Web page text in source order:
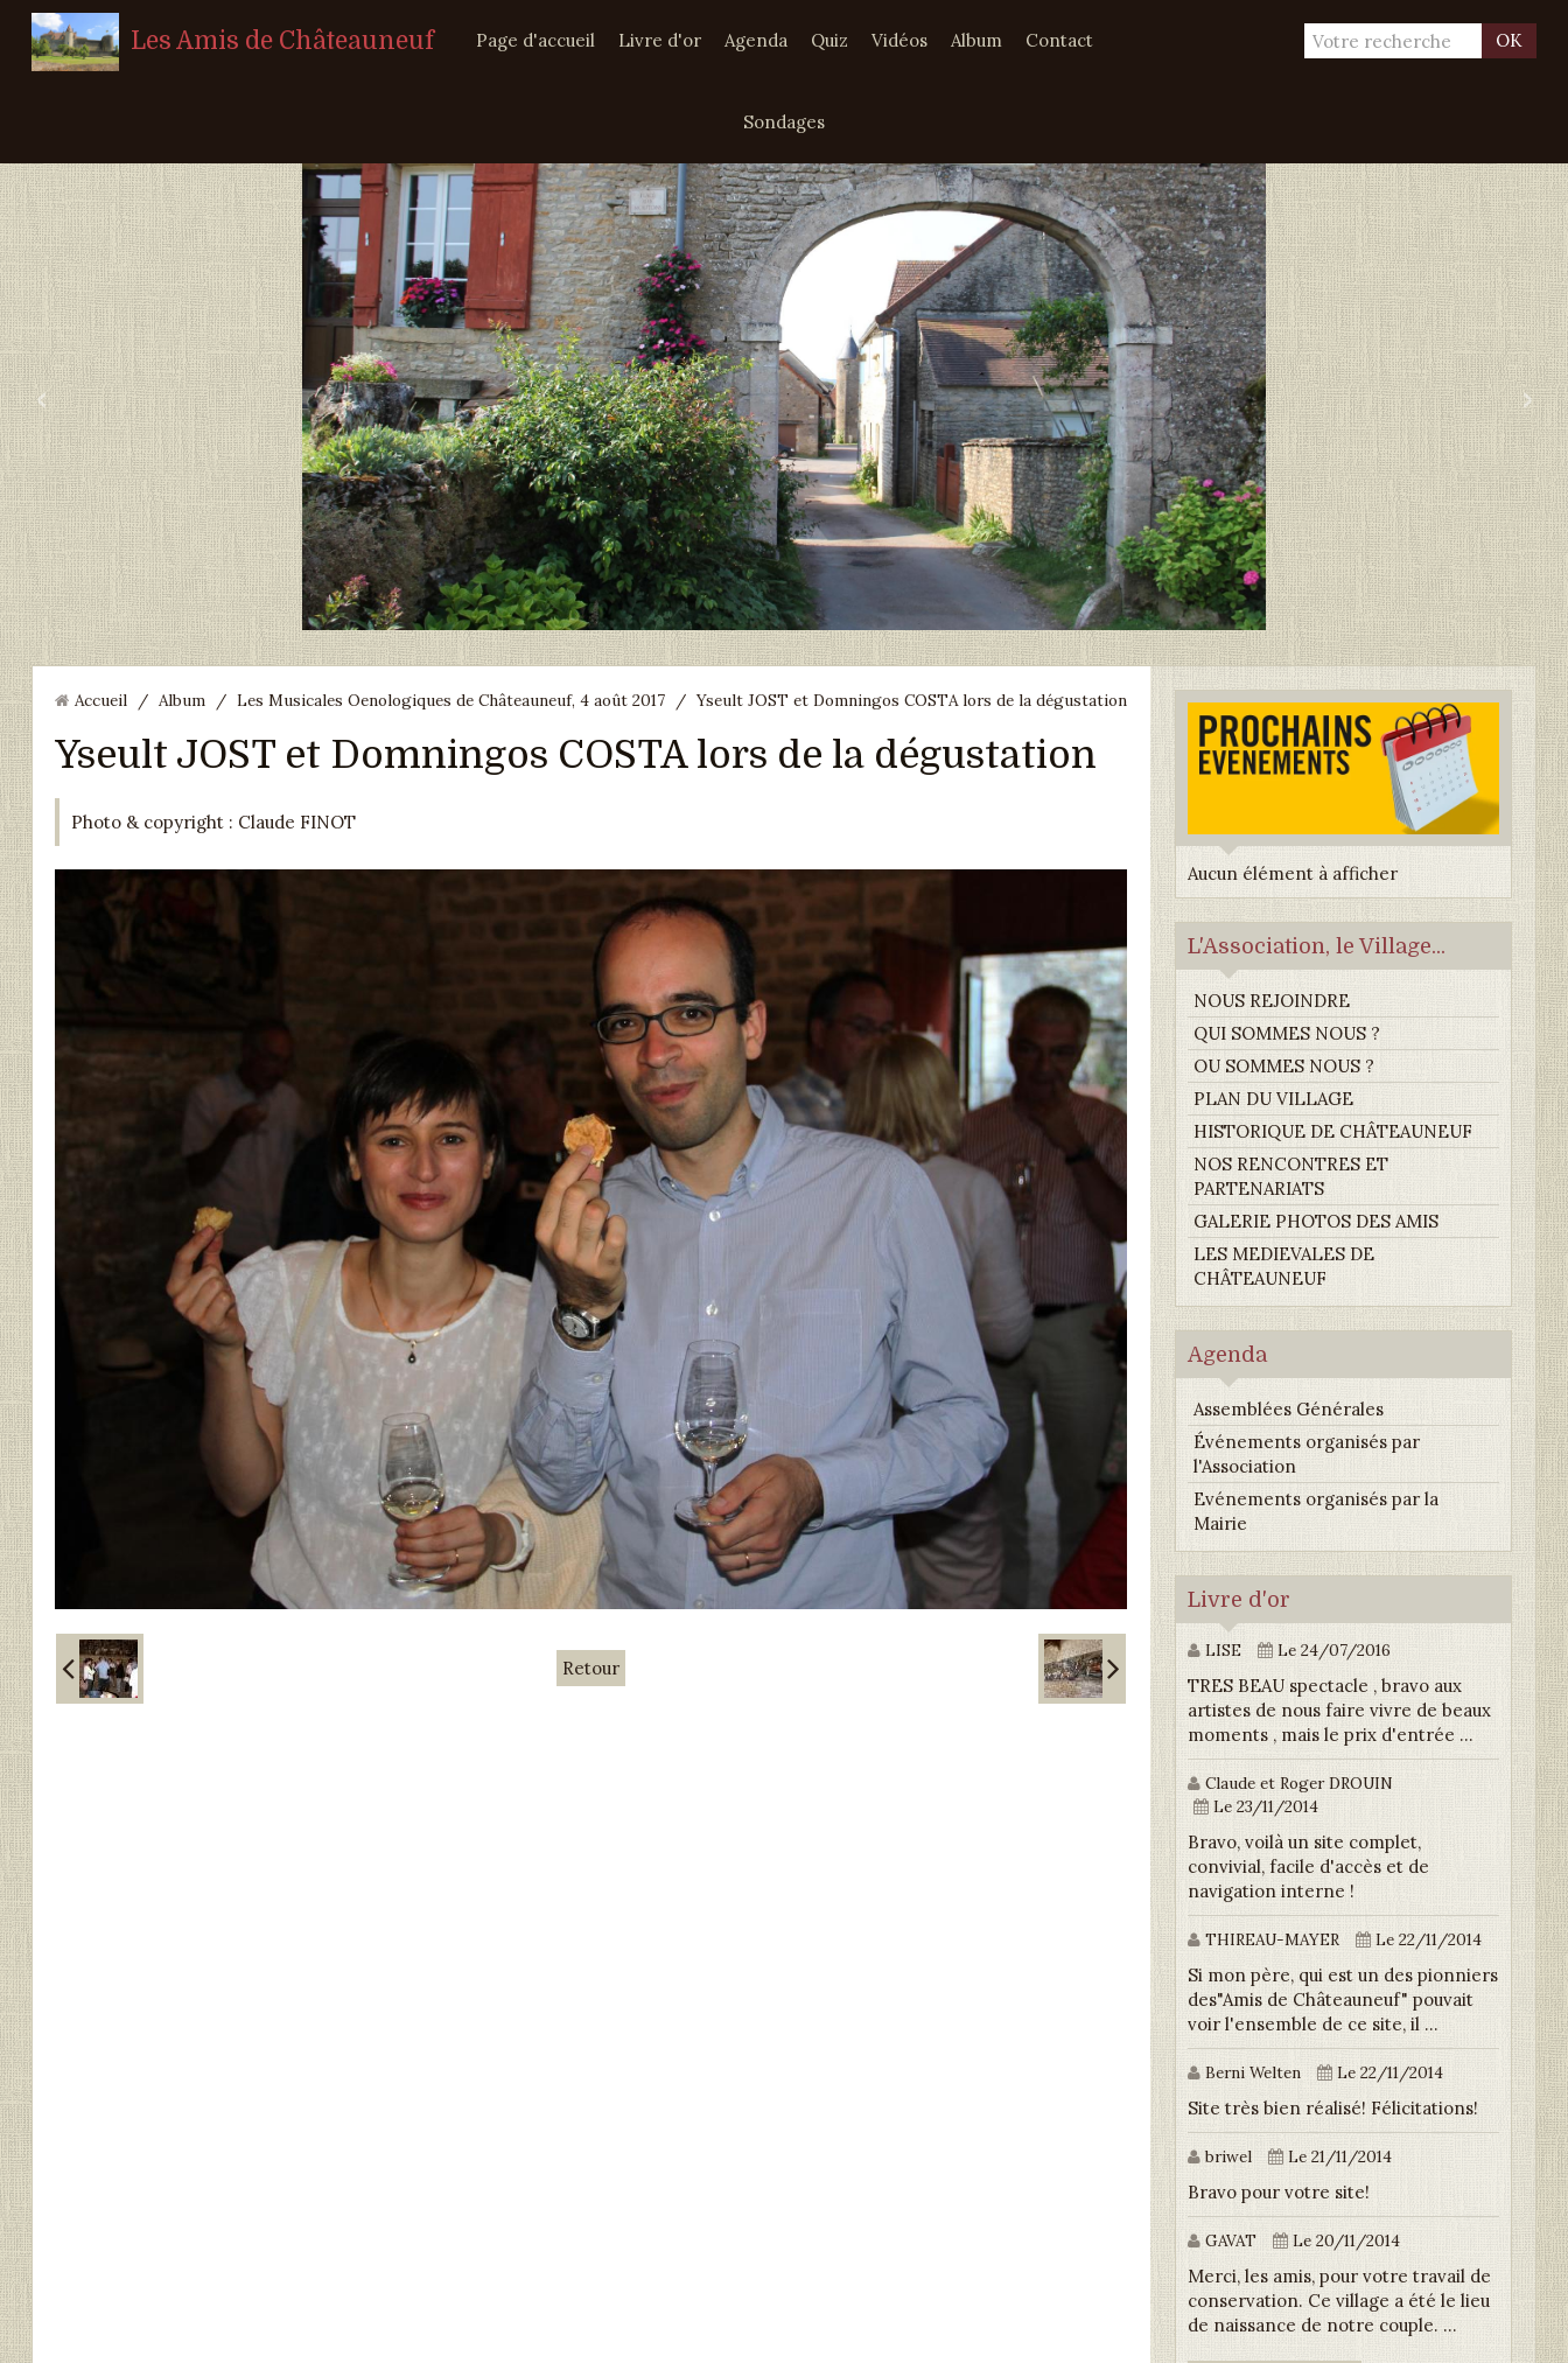
Les Amis de Châteauneuf OK
Page d'accueil Livre d'or Agenda Quiz Vidéos Album Contact
Sondages
‹ ›
Accueil / Album / Les Musicales Oenologiques de Châteauneuf, 4 août 2017 / Yseult JOST et Domningos COSTA lors de la dégustation
Yseult JOST et Domningos COSTA lors de la dégustation
Photo & copyright : Claude FINOT
Retour
Aucun élément à afficher
L'Association, le Village...
NOUS REJOINDRE
QUI SOMMES NOUS ?
OU SOMMES NOUS ?
PLAN DU VILLAGE
HISTORIQUE DE CHÂTEAUNEUF
NOS RENCONTRES ET
PARTENARIATS
GALERIE PHOTOS DES AMIS
LES MEDIEVALES DE
CHÂTEAUNEUF
Agenda
Assemblées Générales
Événements organisés par
l'Association
Evénements organisés par la
Mairie
Livre d'or
LISE Le 24/07/2016
TRES BEAU spectacle , bravo aux
artistes de nous faire vivre de beaux
moments , mais le prix d'entrée ...
Claude et Roger DROUIN
Le 23/11/2014
Bravo, voilà un site complet,
convivial, facile d'accès et de
navigation interne !
THIREAU-MAYER Le 22/11/2014
Si mon père, qui est un des pionniers
des"Amis de Châteauneuf" pouvait
voir l'ensemble de ce site, il ...
Berni Welten Le 22/11/2014
Site très bien réalisé! Félicitations!
briwel Le 21/11/2014
Bravo pour votre site!
GAVAT Le 20/11/2014
Merci, les amis, pour votre travail de
conservation. Ce village a été le lieu
de naissance de notre couple. ...